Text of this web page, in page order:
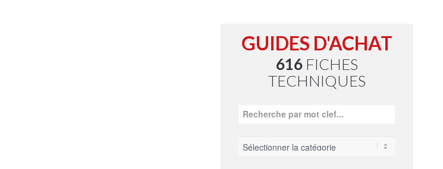
GUIDES D'ACHAT
616FICHES
TECHNIQUES